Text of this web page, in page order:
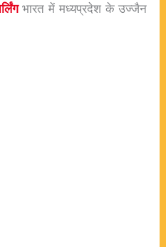
भारत में मध्यप्रदेश के उज्जैन